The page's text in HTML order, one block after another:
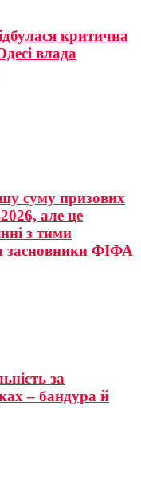
критична
влада
суму призових
2026, але це
з тими
засновники ФІФА
за
– бандура й